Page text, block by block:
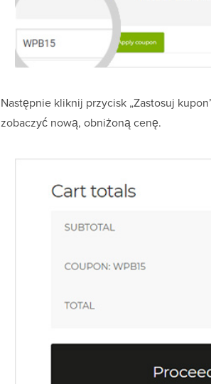
Następnie kliknij przycisk „Zastosuj
zobaczyć nową, obniżoną cenę.